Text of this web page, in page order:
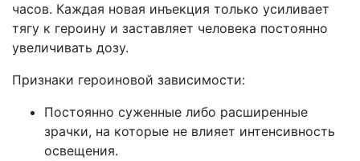
часов. Каждая новая инъекция только усиливает
тягу к героину и заставляет человека постоянно
увеличивать дозу.
Признаки героиновой зависимости:
Постоянно суженные либо расширенные
зрачки, на которые не влияет интенсивность
освещения.